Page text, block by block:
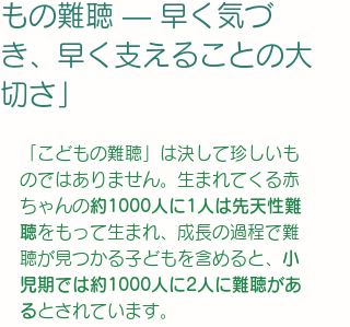
もの難聴 ― 早く気づ
き、早く支えることの大
切さ」
「こどもの難聴」は決して珍しいも
のではありません。生まれてくる赤
ちゃんの約1000人に1人は先天性難
聴をもって生まれ、成長の過程で難
聴が見つかる子どもを含めると、 小
児期では約1000人に2人に難聴があ
るとされています。